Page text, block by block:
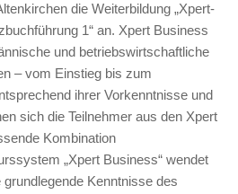
die Weiterbildung „Xpert-
1“ an. Xpert Business
und betriebswirtschaftliche
– vom Einstieg bis zum
ihrer Vorkenntnisse und
sich die Teilnehmer aus den Xpert
Kombination
„Xpert Business“ wendet
Kenntnisse des